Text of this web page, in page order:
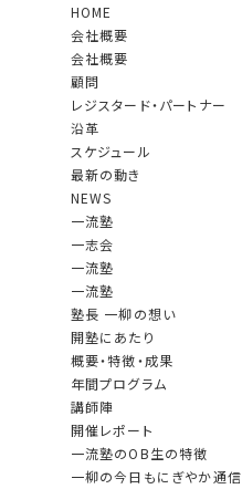
HOME
会社概要
会社概要
顧問
レジスタード・パートナー
沿革
スケジュール
最新の動き
NEWS
一流塾
一志会
一流塾
一流塾
塾長 一柳の想い
開塾にあたり
概要・特徴・成果
年間プログラム
講師陣
開催レポート
一流塾のOB生の特徴
一柳の今日もにぎやか通信
例会(講師：日本証券業協会
開催されました
1回が行われました
問の髙波博之氏（元有限責
別顧問に就任されます
に第19期一流塾開塾の記
19期一流塾開塾の記事が掲